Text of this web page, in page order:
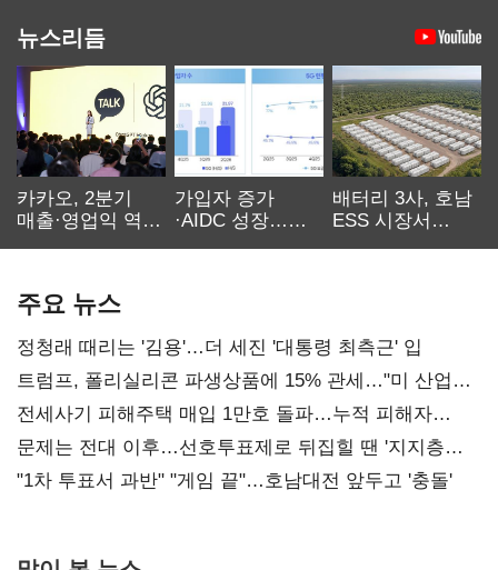
뉴스리듬
카카오, 2분기
매출·영업익 역대
가입자 증가
·AIDC 성장…
배터리 3사, 호남
ESS 시장서
주요 뉴스
정청래 때리는 '김용'…더 세진 '대통령 최측근' 입
트럼프, 폴리실리콘 파생상품에 15% 관세…"미 산업
재건"
전세사기 피해주택 매입 1만호 돌파…누적 피해자
4만278명
문제는 전대 이후…선호투표제로 뒤집힐 땐 '지지층
불복'
"1차 투표서 과반" "게임 끝"…호남대전 앞두고 '충돌'